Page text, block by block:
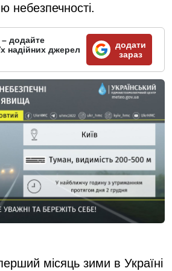
небезпечності.
додайте
надійних джерел
додати
зараз
місяць зими в Україні